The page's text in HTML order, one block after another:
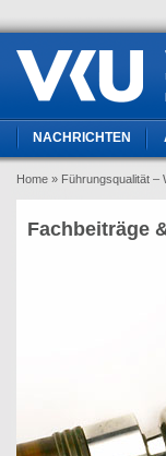
NACHRICHTEN
Home » Führungsqualität –
Fachbeiträge